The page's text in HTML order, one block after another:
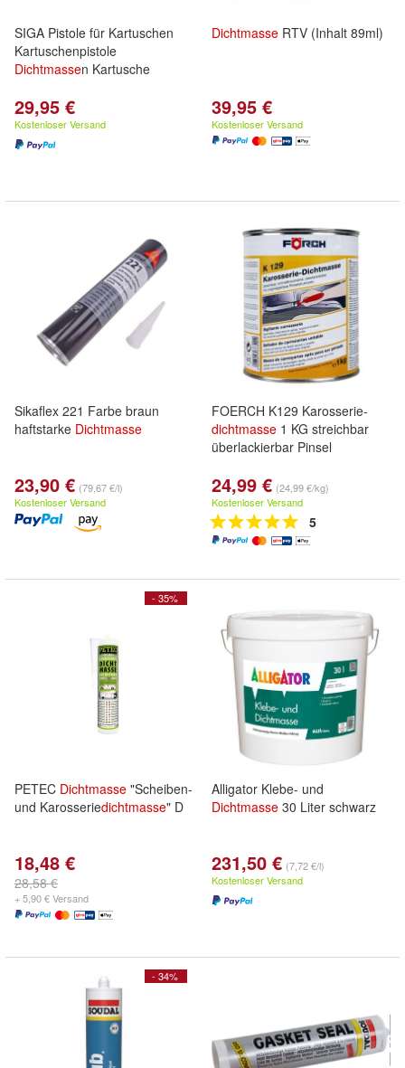
SIGA Pistole für Kartuschen
Kartuschenpistole
Dichtmassen Kartusche
29,95 €
Kostenloser Versand
Dichtmasse RTV (Inhalt 89ml)
39,95 €
Kostenloser Versand
Sikaflex 221 Farbe braun
haftstarke Dichtmasse
23,90 € (79,67 €/l)
Kostenloser Versand
FOERCH K129 Karosserie-
dichtmasse 1 KG streichbar
überlackierbar Pinsel
24,99 € (24,99 €/kg)
Kostenloser Versand
5
- 35%
PETEC Dichtmasse "Scheiben-
und Karosseriedichtmasse" D
18,48 €
28,58 €
+ 5,90 € Versand
Alligator Klebe- und
Dichtmasse 30 Liter schwarz
231,50 € (7,72 €/l)
Kostenloser Versand
- 34%